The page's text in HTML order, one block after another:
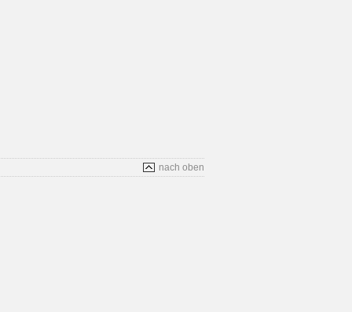
nach oben